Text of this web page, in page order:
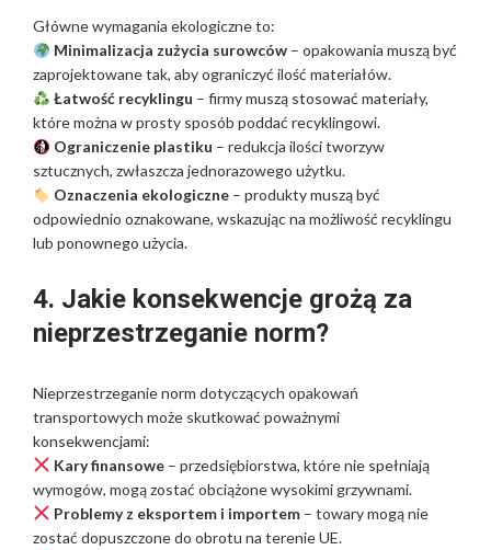
Główne wymagania ekologiczne to:
Minimalizacja zużycia surowców– opakowania muszą być
zaprojektowane tak, aby ograniczyć ilość materiałów.
Łatwość recyklingu – firmy muszą stosować materiały,
które można w prosty sposób poddać recyklingowi.
Ograniczenie plastiku – redukcja ilości tworzyw
sztucznych, zwłaszcza jednorazowego użytku.
Oznaczenia ekologiczne– produkty muszą być
odpowiednio oznakowane, wskazując na możliwość recyklingu
lub ponownego użycia.
4. Jakie konsekwencje grożą za
nieprzestrzeganie norm?
Nieprzestrzeganie norm dotyczących opakowań
transportowych może skutkować poważnymi
konsekwencjami:
Kary finansowe– przedsiębiorstwa, które nie spełniają
wymogów, mogą zostać obciążone wysokimi grzywnami.
Problemy z eksportem i importem– towary mogą nie
zostać dopuszczone do obrotu na terenie UE.